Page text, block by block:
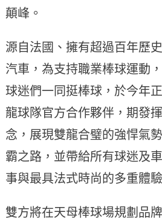
顛峰。
源自法國、擁有超過百年歷
汽車，為支持職業棒球運動
球迷們一同挺棒球，於今年
龍球隊官方合作夥伴，期發
念，展現雙龍合璧的強悍氣
霸之路，並帶給所有球迷及
事與最具法式時尚的多重體驗
雙方將在天母棒球場規劃品